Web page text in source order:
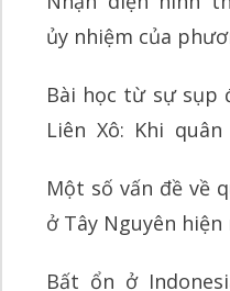
ủy nhiệm của
Bài học từ sự sụp
Liên Xô: Khi
Một số vấn đề về
ở Tây Nguyên hiện
Bất ổn ở